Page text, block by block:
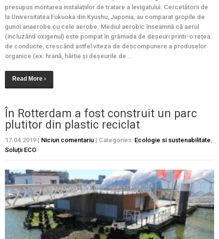
presupus montarea instalațiilor de tratare a levigatului. Cercetătorii de
la Universitatea Fukuoka din Kyushu, Japonia, au comparat gropile de
gunoi anaerobe cu cele aerobe. Mediul aerobic înseamnă că aerul
(incluzând oxigenul) este pompat în grămada de deșeuri printr-o rețea
de conducte, crescând astfel viteza de descompunere a produselor
organice (ex: hrană, hârtie și deșeurile de...
Read More ›
În Rotterdam a fost construit un parc
plutitor din plastic reciclat
17.04.2019 | Niciun comentariu | Categories: Ecologie si sustenabilitate,
Soluții ECO